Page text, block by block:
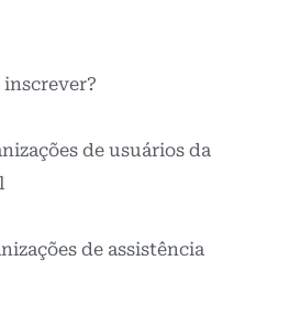
inscrever?
de usuários da
de assistência